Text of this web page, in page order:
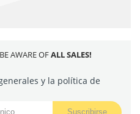
AWARE OFALL SALES!
y la política de